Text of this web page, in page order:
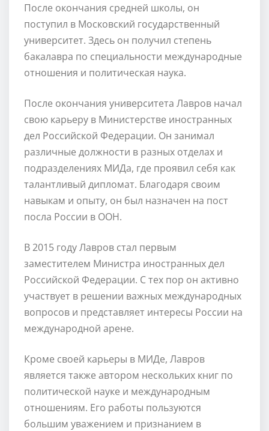
После окончания средней школы, он
поступил в Московский государственный
университет. Здесь он получил степень
бакалавра по специальности международные
отношения и политическая наука.
После окончания университета Лавров начал
свою карьеру в Министерстве иностранных
дел Российской Федерации. Он занимал
различные должности в разных отделах и
подразделениях МИДа, где проявил себя как
талантливый дипломат. Благодаря своим
навыкам и опыту, он был назначен на пост
посла России в ООН.
В 2015 году Лавров стал первым
заместителем Министра иностранных дел
Российской Федерации. С тех пор он активно
участвует в решении важных международных
вопросов и представляет интересы России на
международной арене.
Кроме своей карьеры в МИДе, Лавров
является также автором нескольких книг по
политической науке и международным
отношениям. Его работы пользуются
большим уважением и признанием в